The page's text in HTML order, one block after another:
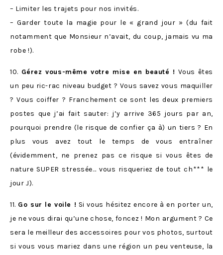
– Limiter les trajets pour nos invités.
– Garder toute la magie pour le « grand jour » (du fait
notamment que Monsieur n’avait, du coup, jamais vu ma
robe !).
10. Gérez vous-même votre mise en beauté ! Vous êtes
un peu ric-rac niveau budget ? Vous savez vous maquiller
? Vous coiffer ? Franchement ce sont les deux premiers
postes que j’ai fait sauter: j’y arrive 365 jours par an,
pourquoi prendre (le risque de confier ça à) un tiers ? En
plus vous avez tout le temps de vous entraîner
(évidemment, ne prenez pas ce risque si vous êtes de
nature SUPER stressée… vous risqueriez de tout ch*** le
jour J).
11. Go sur le voile ! Si vous hésitez encore à en porter un,
je ne vous dirai qu’une chose, foncez ! Mon argument ? Ce
sera le meilleur des accessoires pour vos photos, surtout
si vous vous mariez dans une région un peu venteuse, la